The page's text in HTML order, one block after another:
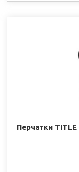
Перчатки